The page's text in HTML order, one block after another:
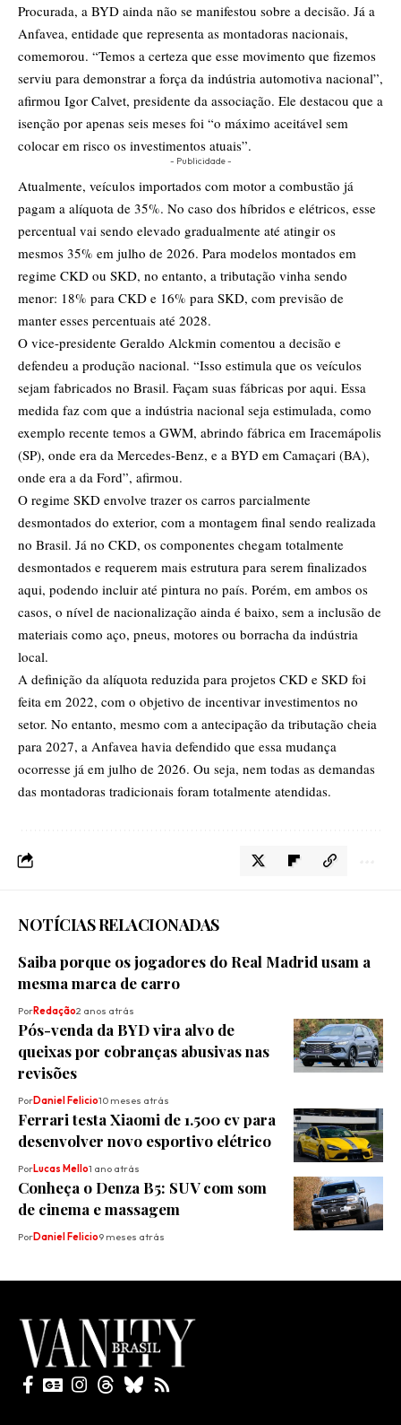
Procurada, a BYD ainda não se manifestou sobre a decisão. Já a
Anfavea, entidade que representa as montadoras nacionais,
comemorou. “Temos a certeza que esse movimento que fizemos
serviu para demonstrar a força da indústria automotiva nacional”,
afirmou Igor Calvet, presidente da associação. Ele destacou que a
isenção por apenas seis meses foi “o máximo aceitável sem
colocar em risco os investimentos atuais”.
- Publicidade -
Atualmente, veículos importados com motor a combustão já
pagam a alíquota de 35%. No caso dos híbridos e elétricos, esse
percentual vai sendo elevado gradualmente até atingir os
mesmos 35% em julho de 2026. Para modelos montados em
regime CKD ou SKD, no entanto, a tributação vinha sendo
menor: 18% para CKD e 16% para SKD, com previsão de
manter esses percentuais até 2028.
O vice-presidente Geraldo Alckmin comentou a decisão e
defendeu a produção nacional. “Isso estimula que os veículos
sejam fabricados no Brasil. Façam suas fábricas por aqui. Essa
medida faz com que a indústria nacional seja estimulada, como
exemplo recente temos a GWM, abrindo fábrica em Iracemápolis
(SP), onde era da Mercedes-Benz, e a BYD em Camaçari (BA),
onde era a da Ford”, afirmou.
O regime SKD envolve trazer os carros parcialmente
desmontados do exterior, com a montagem final sendo realizada
no Brasil. Já no CKD, os componentes chegam totalmente
desmontados e requerem mais estrutura para serem finalizados
aqui, podendo incluir até pintura no país. Porém, em ambos os
casos, o nível de nacionalização ainda é baixo, sem a inclusão de
materiais como aço, pneus, motores ou borracha da indústria
local.
A definição da alíquota reduzida para projetos CKD e SKD foi
feita em 2022, com o objetivo de incentivar investimentos no
setor. No entanto, mesmo com a antecipação da tributação cheia
para 2027, a Anfavea havia defendido que essa mudança
ocorresse já em julho de 2026. Ou seja, nem todas as demandas
das montadoras tradicionais foram totalmente atendidas.
NOTÍCIAS RELACIONADAS
Saiba porque os jogadores do Real Madrid usam a
mesma marca de carro
PorRedação2 anos atrás
Pós-venda da BYD vira alvo de
queixas por cobranças abusivas nas
revisões
PorDaniel Felicio10 meses atrás
Ferrari testa Xiaomi de 1.500 cv para
desenvolver novo esportivo elétrico
PorLucas Mello1 ano atrás
Conheça o Denza B5: SUV com som
de cinema e massagem
PorDaniel Felicio9 meses atrás